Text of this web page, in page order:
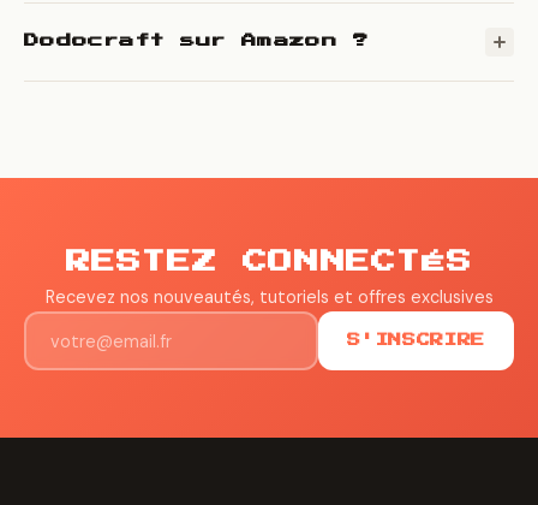
Dodocraft sur Amazon ?
RESTEZ CONNECTÉS
Recevez nos nouveautés, tutoriels et offres exclusives
S'INSCRIRE